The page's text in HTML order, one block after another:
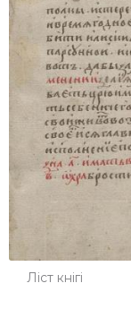
Ліст кнігі